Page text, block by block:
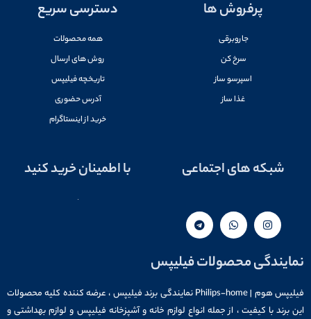
پرفروش ها
جاروبرقی
سرخ کن
اسپرسو ساز
غذا ساز
دسترسی سریع
همه محصولات
روش های ارسال
تاریخچه فیلیپس
آدرس حضوری
خرید از اینستاگرام
شبکه های اجتماعی با اطمینان خرید کنید
نمایندگی محصولات فیلیپس
فیلیپس هوم | Philips-home نمایندگی برند فیلیپس ، عرضه کننده کلیه محصولات
این برند با کیفیت ، از جمله انواع لوازم خانه و آشپزخانه فیلیپس و لوازم بهداشتی و